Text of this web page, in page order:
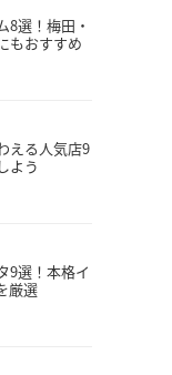
8選！梅田・
もおすすめ
える人気店9
よう
9選！本格イ
厳選